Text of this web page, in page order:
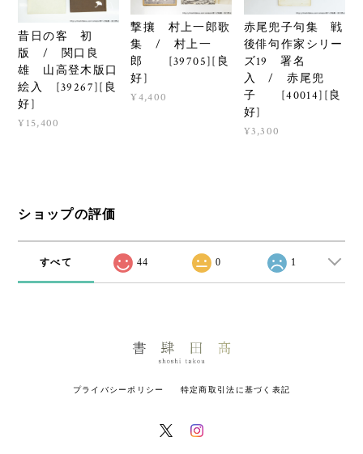
昔日の客 初
版 / 関口良
雄 山高登木版口
絵入 [39267][良
好]
¥15,400
撃攘 村上一郎歌
集 / 村上一
郎 [39705][良
好]
¥4,400
赤尾兜子句集 戦
後俳句作家シリー
ズ19 署名
入 / 赤尾兜
子 [40014][良
好]
¥3,300
ショップの評価
すべて 44 0 1
プライバシーポリシー 特定商取引法に基づく表記